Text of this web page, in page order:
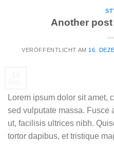
Another
VERÖFFENTLICHT AM 16.
Lorem ipsum dolor sit amet,
sed vulputate massa. Fusce
ut, facilisis ultrices nibh.
tortor dapibus, et tristique